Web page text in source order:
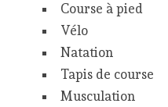
Course à pied
Vélo
Natation
Tapis de course
Musculation